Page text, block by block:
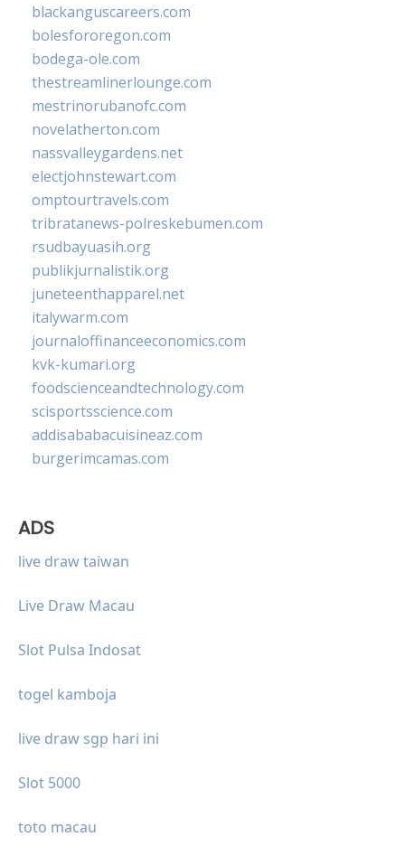
blackanguscareers.com
bolesfororegon.com
bodega-ole.com
thestreamlinerlounge.com
mestrinorubanofc.com
novelatherton.com
nassvalleygardens.net
electjohnstewart.com
omptourtravels.com
tribratanews-polreskebumen.com
rsudbayuasih.org
publikjurnalistik.org
juneteenthapparel.net
italywarm.com
journaloffinanceeconomics.com
kvk-kumari.org
foodscienceandtechnology.com
scisportsscience.com
addisababacuisineaz.com
burgerimcamas.com
ADS
live draw taiwan
Live Draw Macau
Slot Pulsa Indosat
togel kamboja
live draw sgp hari ini
Slot 5000
toto macau